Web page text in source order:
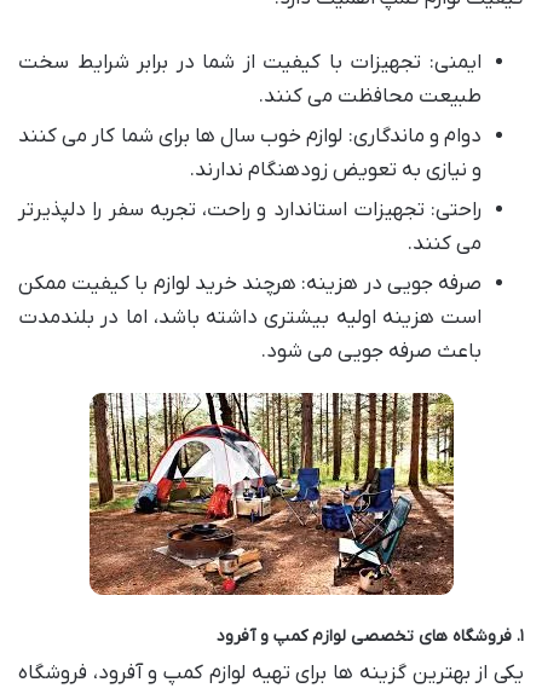
ایمنی: تجهیزات با کیفیت از شما در برابر شرایط سخت
طبیعت محافظت می کنند.
دوام و ماندگاری: لوازم خوب سال ها برای شما کار می کنند
و نیازی به تعویض زودهنگام ندارند.
راحتی: تجهیزات استاندارد و راحت، تجربه سفر را دلپذیرتر
می کنند.
صرفه جویی در هزینه: هرچند خرید لوازم با کیفیت ممکن
است هزینه اولیه بیشتری داشته باشد، اما در بلندمدت
باعث صرفه جویی می شود.
۱. فروشگاه های تخصصی لوازم کمپ و آفرود
یکی از بهترین گزینه ها برای تهیه لوازم کمپ و آفرود، فروشگاه